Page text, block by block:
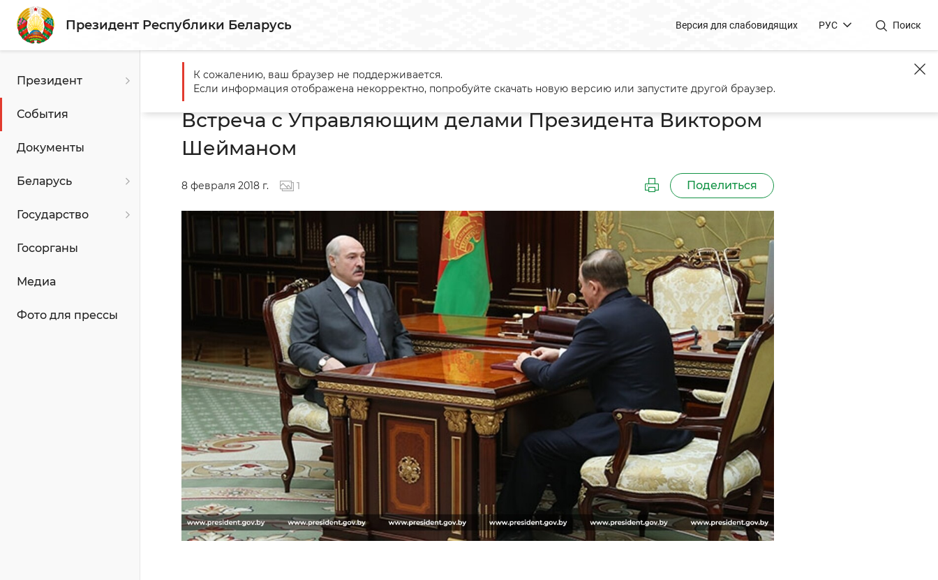
Президент Республики Беларусь Версия для слабовидящих РУС Поиск
Президент
События
Документы
Беларусь
Государство
Госорганы
Медиа
Фото для прессы
Главная События Встреча с Управляющим делами Президента Виктором Шейманом
Встреча с Управляющим делами Президента Виктором
Шейманом
8 февраля 2018 г. 1 Поделиться
К сожалению, ваш браузер не поддерживается.
Если информация отображена некорректно, попробуйте скачать новую версию или запустите другой браузер.